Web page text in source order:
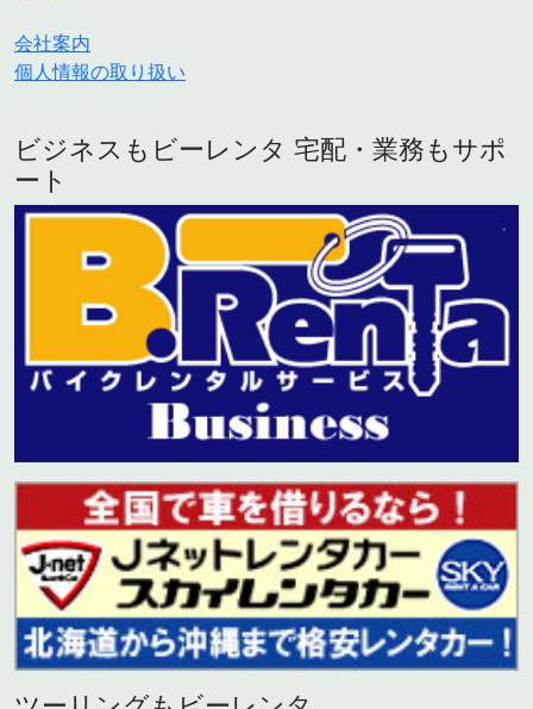
会社案内
個人情報の取り扱い
ビジネスもビーレンタ 宅配・業務もサポ
ート